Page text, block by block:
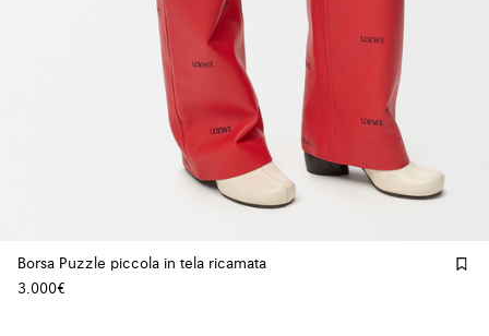
Borsa Puzzle piccola in tela ricamata
3.000€